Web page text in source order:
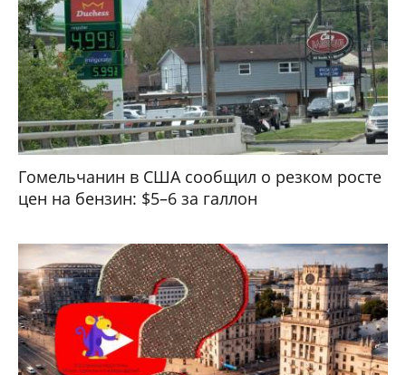
Гомельчанин в США сообщил о резком росте
цен на бензин: $5–6 за галлон